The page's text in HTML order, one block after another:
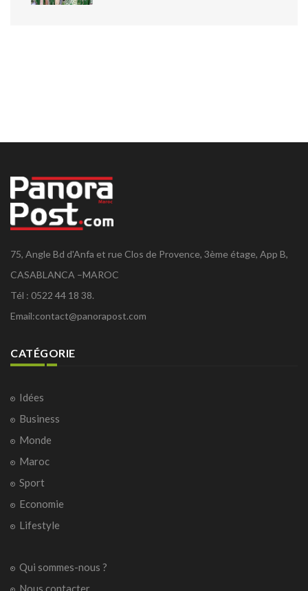
75, Angle Bd d'Anfa et rue Clos de Provence, 3ème étage, App B,
CASABLANCA –MAROC
Tél : 0522 44 18 38.
Email:contact@panorapost.com
CATÉGORIE
Idées
Business
Monde
Maroc
Sport
Economie
Lifestyle
Qui sommes-nous ?
Nous contacter